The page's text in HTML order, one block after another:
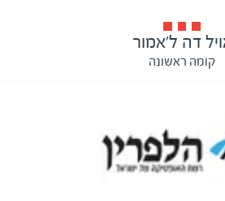
דה ל'אמור
קומה ראשונה